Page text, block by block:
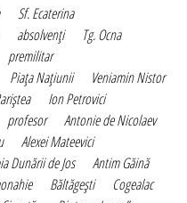
Sf. Ecaterina
absolvenţi
Tg. Ocna
premilitar
Piaţa Naţiunii
Veniamin Nistor
Ion Petrovici
profesor
Antonie de Nicolaev
Alexei Mateevici
Dunării de Jos
Antim Găină
Băltăgeşti
Cogealac